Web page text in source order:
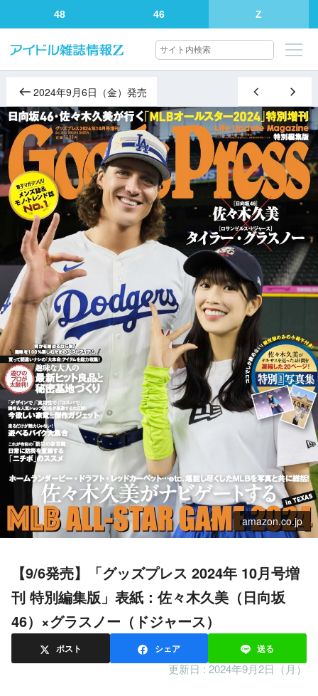
48 46 Z
2024年9月6日（金）発売
amazon.co.jp
【9/6発売】「グッズプレス 2024年 10月号増
刊 特別編集版」表紙：佐々木久美（日向坂
46）×グラスノー（ドジャース）
ポスト シェア 送る
更新日 : 2024年9月2日（月）